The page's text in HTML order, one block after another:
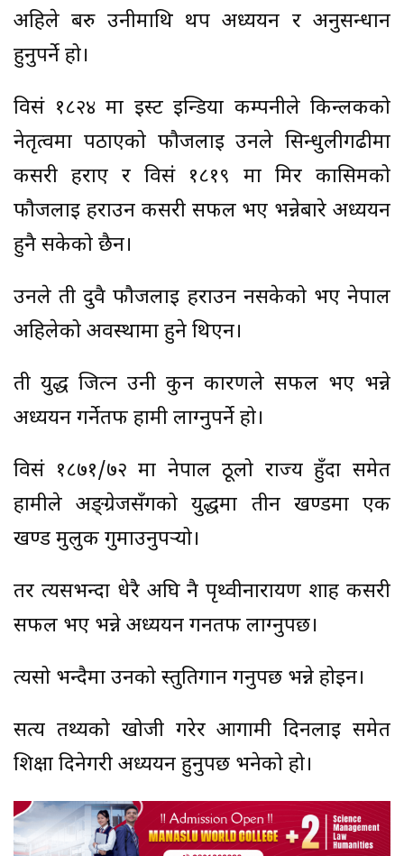
अहिले बरु उनीमाथि थप अध्ययन र अनुसन्धान
हुनुपर्ने हो।
विसं १८२४ मा इस्ट इन्डिया कम्पनीले किन्लकको
नेतृत्वमा पठाएको फौजलाई उनले सिन्धुलीगढीमा
कसरी हराए र विसं १८१९ मा मिर कासिमको
फौजलाई हराउन कसरी सफल भए भन्नेबारे अध्ययन
हुनै सकेको छैन।
उनले ती दुवै फौजलाई हराउन नसकेको भए नेपाल
अहिलेको अवस्थामा हुने थिएन।
ती युद्ध जित्न उनी कुन कारणले सफल भए भन्ने
अध्ययन गर्नेतर्फ हामी लाग्नुपर्ने हो।
विसं १८७१/७२ मा नेपाल ठूलो राज्य हुँदा समेत
हामीले अङ्ग्रेजसँगको युद्धमा तीन खण्डमा एक
खण्ड मुलुक गुमाउनुपर्‍यो।
तर त्यसभन्दा धेरै अघि नै पृथ्वीनारायण शाह कसरी
सफल भए भन्ने अध्ययन गर्नतर्फ लाग्नुपर्छ।
त्यसो भन्दैमा उनको स्तुतिगान गर्नुपर्छ भन्ने होइन।
सत्य तथ्यको खोजी गरेर आगामी दिनलाई समेत
शिक्षा दिनेगरी अध्ययन हुनुपर्छ भनेको हो।